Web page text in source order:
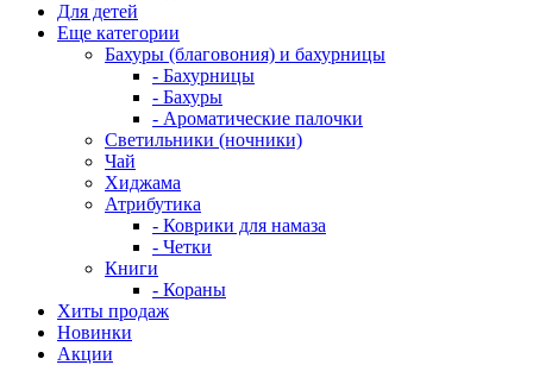
Для детей
Еще категории
Бахуры (благовония) и бахурницы
- Бахурницы
- Бахуры
- Ароматические палочки
Светильники (ночники)
Чай
Хиджама
Атрибутика
- Коврики для намаза
- Четки
Книги
- Кораны
Хиты продаж
Новинки
Акции